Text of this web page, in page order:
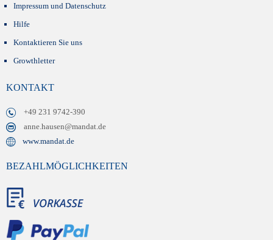
Impressum und Datenschutz
Hilfe
Kontaktieren Sie uns
Growthletter
KONTAKT
+49 231 9742-390
anne.hausen@mandat.de
www.mandat.de
BEZAHLMÖGLICHKEITEN